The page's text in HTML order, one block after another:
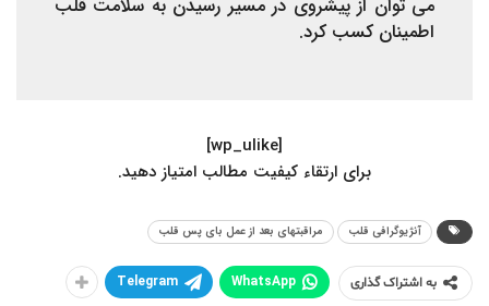
می توان از پیشروی در مسیر رسیدن به سلامت قلب
اطمینان کسب کرد.
[wp_ulike]
.برای ارتقاء کیفیت مطالب امتیاز دهید
آنژیوگرافی قلب مراقبتهای بعد از عمل بای پس قلب
به اشتراک گذاری WhatsApp
Telegram